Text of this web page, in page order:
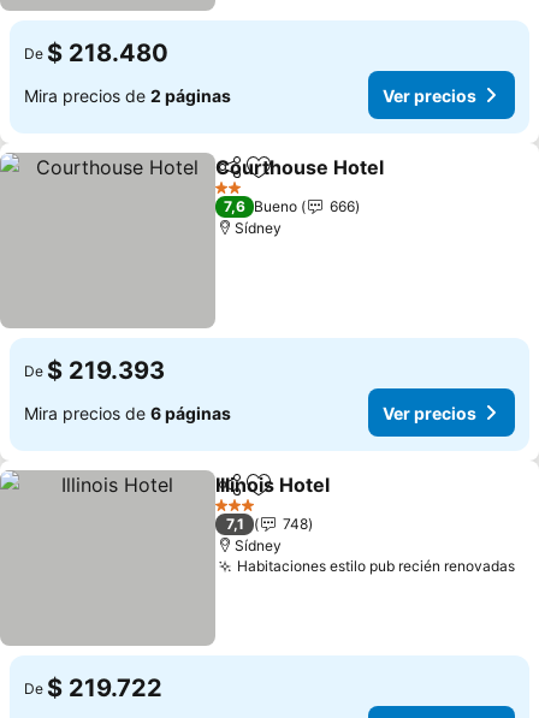
De $ 218.480
Mira precios de 2 páginas Ver precios
CompartirAgregar a favoritos
Courthouse Hotel
2 Estrellas
7,6 Bueno
666
Sídney
De $ 219.393
Mira precios de 6 páginas Ver precios
CompartirAgregar a favoritos
Illinois Hotel
3 Estrellas
7,1
748
Sídney
Habitaciones estilo pub recién renovadas
De $ 219.722